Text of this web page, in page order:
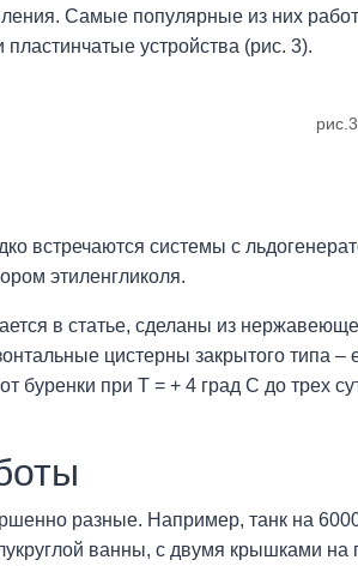
Самые популярные из них
устройства (рис. 3).
рис.3
встречаются системы с
этиленгликоля.
в статье, сделаны из
цистерны закрытого типа
буренки при Т = + 4 град С до трех
разные. Например, танк на
ванны, с двумя крышками